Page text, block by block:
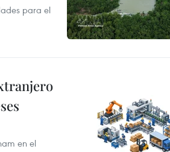
para el
en el